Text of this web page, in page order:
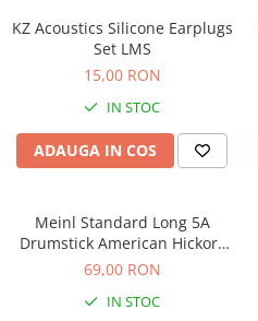
Proiectoare
Scene şi Ring-uri de Dans
Stative si schela lumini
Instrumente Muzicale
Chitare si bass
Claviaturi
Instrumente de percutie
Instrumente de suflat
Instrumente si jucarii pentru copii
Instrumente traditionale
KZ Acoustics Silicone Earplugs
Set LMS
15,00 RON
IN STOC
ADAUGA IN COS
Meinl Standard Long 5A
Drumstick American Hickory
SB103
69,00 RON
IN STOC